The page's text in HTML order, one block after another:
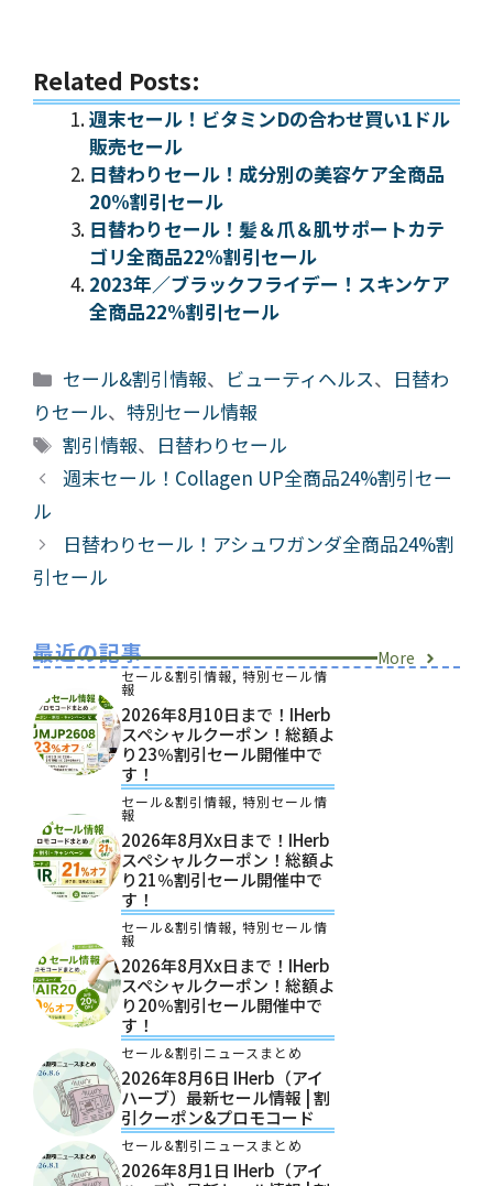
Related Posts:
週末セール！ビタミンDの合わせ買い1ドル
販売セール
日替わりセール！成分別の美容ケア全商品
20%割引セール
日替わりセール！髪＆爪＆肌サポートカテ
ゴリ全商品22%割引セール
2023年／ブラックフライデー！スキンケア
全商品22%割引セール
カ
テ
ゴ
リ
ー
セール&割引情報、 ビューティヘルス、 日替わ
りセール、 特別セール情報
タ
グ
割引情報、 日替わりセール
週末セール！Collagen UP全商品24%割引セー
ル
日替わりセール！アシュワガンダ全商品24%割
引セール
最近の記事 More
セール&割引情報, 特別セール情
報
2026年8月10日まで！iHerb
スペシャルクーポン！総額よ
り23％割引セール開催中で
す！
セール&割引情報, 特別セール情
報
2026年8月xx日まで！iHerb
スペシャルクーポン！総額よ
り21％割引セール開催中で
す！
セール&割引情報, 特別セール情
報
2026年8月xx日まで！iHerb
スペシャルクーポン！総額よ
り20％割引セール開催中で
す！
セール&割引ニュースまとめ
2026年8月6日 IHerb（アイ
ハーブ）最新セール情報 | 割
引クーポン&プロモコード
セール&割引ニュースまとめ
2026年8月1日 IHerb（アイ